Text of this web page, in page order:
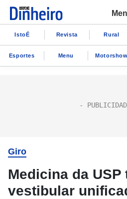
IstoÉ Revista Rural
Esportes Menu Motorshow
Giro
Medicina da USP
vestibular